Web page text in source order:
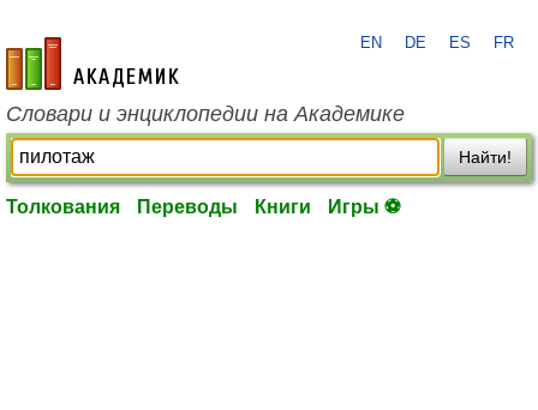
academic.ru
EN DE ES FR
Словари и энциклопедии на Академике
Найти!
Толкования Переводы Книги Игры ⚽